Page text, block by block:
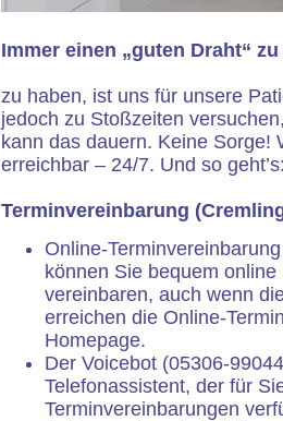
Immer einen „guten Draht“
zu haben, ist uns für unsere
jedoch zu Stoßzeiten
kann das dauern. Keine Sorge!
erreichbar – 24/7. Und so
Terminvereinbarung
Online-
können Sie bequem
vereinbaren, auch wenn
erreichen die Online-
Homepage.
Der Voicebot (05306-
Telefonassistent, der für
Terminvereinbarungen